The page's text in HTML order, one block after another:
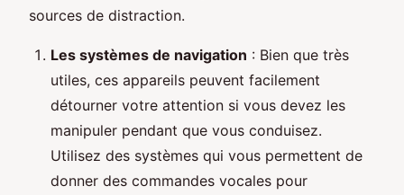
sources de distraction.
Les systèmes de navigation : Bien que très
utiles, ces appareils peuvent facilement
détourner votre attention si vous devez les
manipuler pendant que vous conduisez.
Utilisez des systèmes qui vous permettent de
donner des commandes vocales pour